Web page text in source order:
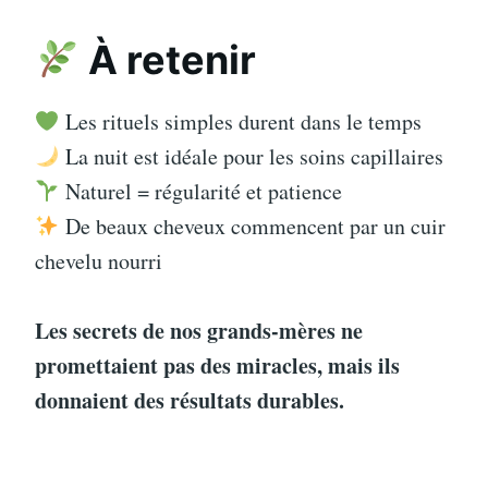
À retenir
Les rituels simples durent dans le temps
La nuit est idéale pour les soins capillaires
Naturel = régularité et patience
De beaux cheveux commencent par un cuir
chevelu nourri
Les secrets de nos grands-mères ne
promettaient pas des miracles, mais ils
donnaient des résultats durables.